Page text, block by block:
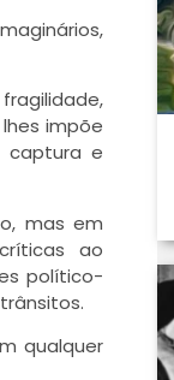
impõe
captura e
mas em
ao
político-
qualquer